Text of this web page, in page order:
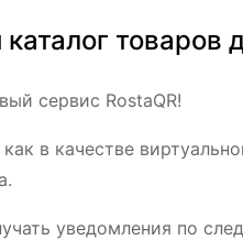
товаров
сервис RostaQR!
в качестве
уведомления по